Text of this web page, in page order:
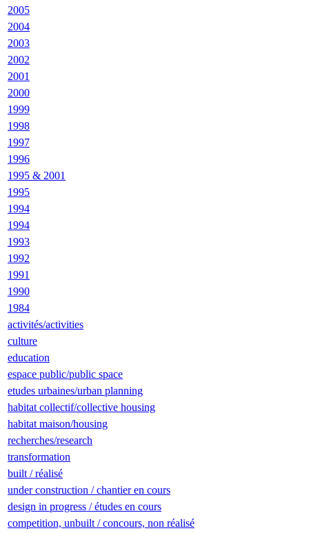
2005
2004
2003
2002
2001
2000
1999
1998
1997
1996
1995 & 2001
1995
1994
1994
1993
1992
1991
1990
1984
activités/activities
culture
education
espace public/public space
etudes urbaines/urban planning
habitat collectif/collective housing
habitat maison/housing
recherches/research
transformation
built / réalisé
under construction / chantier en cours
design in progress / études en cours
competition, unbuilt / concours, non réalisé